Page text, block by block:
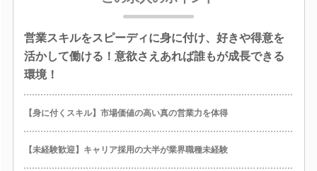
営業スキルをスピーディに身に付け、好きや得意を
活かして働ける！意欲さえあれば誰もが成長できる
環境！
【身に付くスキル】市場価値の高い真の営業力を体得
【未経験歓迎】キャリア採用の大半が業界職種未経験